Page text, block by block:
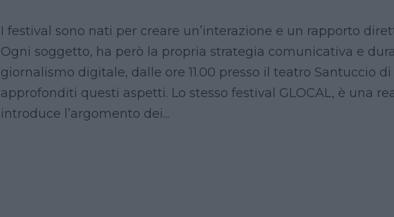
I festival sono nati per creare un’interazione e un rapporto
Ogni soggetto, ha però la propria strategia comunicativa e
giornalismo digitale, dalle ore 11.00 presso il teatro Santuccio di
approfonditi questi aspetti. Lo stesso festival GLOCAL, è una
introduce l’argomento dei...